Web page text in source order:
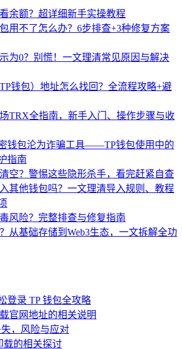
余额？超详细新手实操教程
用不了怎么办？6步排查+3种修复方案
为0？别慌！一文理清常见原因与解决
TP钱包）地址怎么找回？全流程攻略+避
TRX全指南，新手入门、操作步骤与收
钱包沦为诈骗工具——TP钱包使用中的
指南
空？警惕这些隐形杀手，看完赶紧自查
其他钱包吗？一文理清导入规则、教程
风险？完整排查与修复指南
从基础存储到Web3生态，一文拆解全功
登录 TP 钱包全攻略
官网地址的相关说明
，风险与应对
载的相关探讨